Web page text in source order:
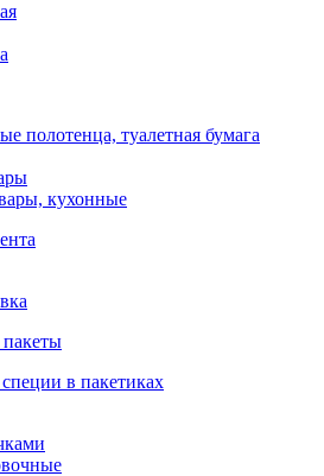
полотенца, туалетная бумага
кухонные
в пакетиках